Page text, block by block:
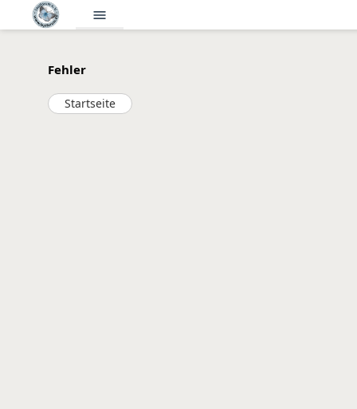
menu
Fehler
Startseite